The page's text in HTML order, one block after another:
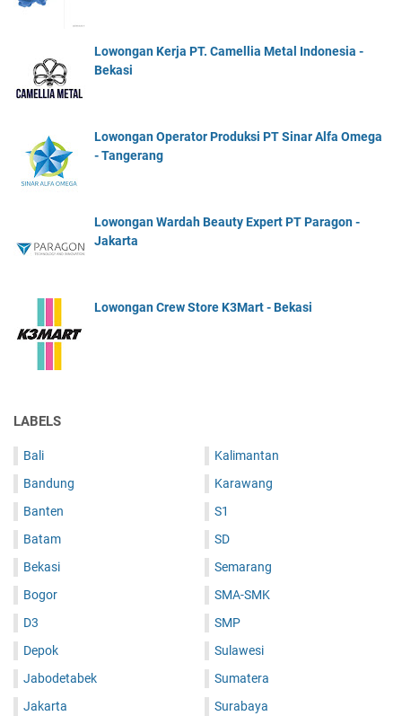
Lowongan Kerja PT. Camellia Metal Indonesia -
Bekasi
Lowongan Operator Produksi PT Sinar Alfa Omega
- Tangerang
Lowongan Wardah Beauty Expert PT Paragon -
Jakarta
Lowongan Crew Store K3Mart - Bekasi
LABELS
Bali
Bandung
Banten
Batam
Bekasi
Bogor
D3
Depok
Jabodetabek
Jakarta
Kalimantan
Karawang
S1
SD
Semarang
SMA-SMK
SMP
Sulawesi
Sumatera
Surabaya